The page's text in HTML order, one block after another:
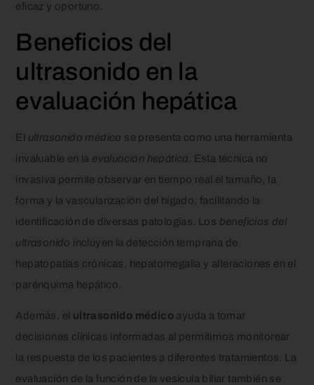
eficaz y oportuno.
Beneficios del
ultrasonido en la
evaluación hepática
El ultrasonido médico se presenta como una herramienta
invaluable en la evaluación hepática . Esta técnica no
invasiva permite observar en tiempo real el tamaño, la
forma y la vascularización del hígado, facilitando la
identificación de diversas patologías. Los beneficios del
ultrasonido incluyen la detección temprana de
hepatopatías crónicas, hepatomegalia y alteraciones en el
parénquima hepático.
Además, el ultrasonido médico ayuda a tomar
decisiones clínicas informadas al permitirnos monitorear
la respuesta de los pacientes a diferentes tratamientos. La
evaluación de la función de la vesícula biliar también se